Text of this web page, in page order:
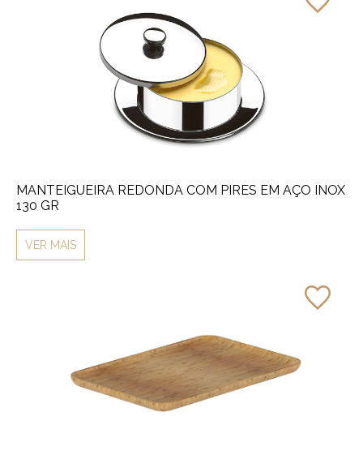
MANTEIGUEIRA REDONDA COM PIRES EM AÇO INOX
130 GR
VER MAIS